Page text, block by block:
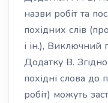
назви робіт та
похідних слів
і ін.), Виключний
Додатку В.
похідні слова до
робіт) можуть